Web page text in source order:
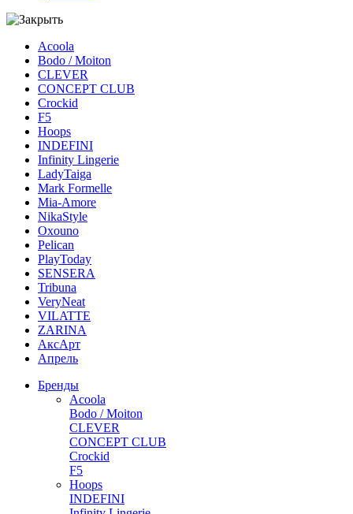
Acoola
Bodo / Moiton
CLEVER
CONCEPT CLUB
Crockid
F5
Hoops
INDEFINI
Infinity Lingerie
LadyTaiga
Mark Formelle
Mia-Amore
NikaStyle
Oxouno
Pelican
PlayToday
SENSERA
Tribuna
VeryNeat
VILATTE
ZARINA
АксАрт
Апрель
Бренды
Acoola
Bodo / Moiton
CLEVER
CONCEPT CLUB
Crockid
F5
Hoops
INDEFINI